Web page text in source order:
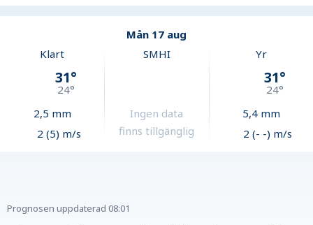
Mån 17 aug
Klart
31°
24°
2,5 mm
2 (5) m/s
SMHI
Ingen data
finns tillgänglig
Yr
31°
24°
5,4mm
2 (- -) m/s
Prognosen uppdaterad 08:01